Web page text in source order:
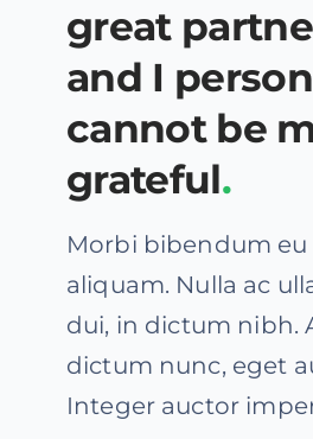
great
and I
cannot be
grateful.
Morbi bibendum
aliquam. Nulla ac
dui, in dictum nibh.
dictum nunc, eget
Integer auctor